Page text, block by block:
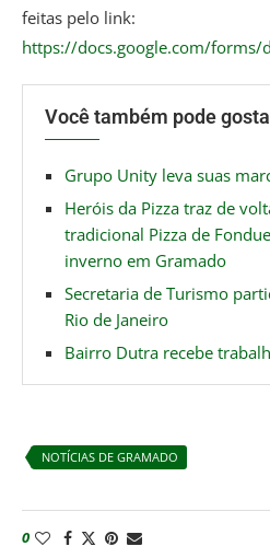
feitas pelo link:
https://docs.google.com/forms/
Você também pode
Grupo Unity leva suas
Heróis da Pizza traz de
tradicional Pizza de
inverno em Gramado
Secretaria de Turismo
Rio de Janeiro
Bairro Dutra recebe
NOTÍCIAS DE GRAMADO
0